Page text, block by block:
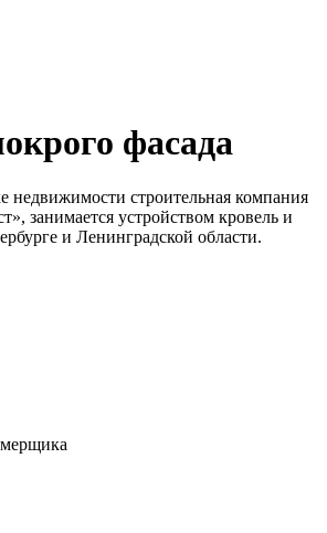
фасада
недвижимости строительная компания
занимается устройством кровель и
и Ленинградской области.